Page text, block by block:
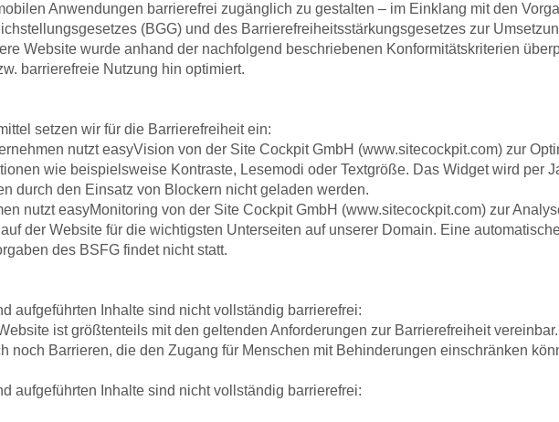
Anwendungen barrierefrei zugänglich zu gestalten – im Einklang mit den
(BGG) und des Barrierefreiheitsstärkungsgesetzes zur
Website wurde anhand der nachfolgend beschriebenen Konformitätskriterien
barrierefreie Nutzung hin optimiert.
setzen wir für die Barrierefreiheit ein:
nutzt easyVision von der Site Cockpit GmbH (www.sitecockpit.com) zur
wie beispielsweise Kontraste, Lesemodi oder Textgröße. Das Widget wird per
durch den Einsatz von Blockern nicht geladen werden.
nutzt easyMonitoring von der Site Cockpit GmbH (www.sitecockpit.com) zur
der Website für die wichtigsten Unterseiten auf unserer Domain. Eine
des BSFG findet nicht statt.
aufgeführten Inhalte sind nicht vollständig barrierefrei:
ist größtenteils mit den geltenden Anforderungen zur Barrierefreiheit vereinbar.
noch Barrieren, die den Zugang für Menschen mit Behinderungen einschränken
aufgeführten Inhalte sind nicht vollständig barrierefrei: